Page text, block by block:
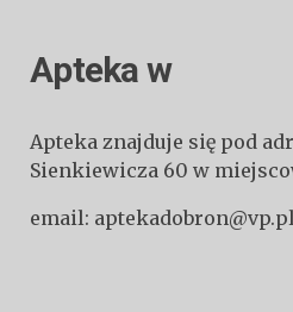
Apteka w
Apteka znajduje się pod
Sienkiewicza 60 w
email: aptekadobron@vp.pl